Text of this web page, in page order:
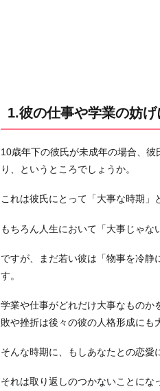
ら
な
よ
う
す
る
彼
体
性
を
重
1.彼の仕事や学業の妨
10歳年下の彼氏が未成年の場合、
り、というところでしょうか。
これは彼氏にとって「大事な時期」
もちろん人生において「大事じゃな
ですが、まだ若い彼は「物事を冷静
す。
学業や仕事がどれだけ大事なものか
敗や挫折は後々の彼の人格形成にも
そんな時期に、もしあなたとの恋愛
それは取り返しのつかないことにな